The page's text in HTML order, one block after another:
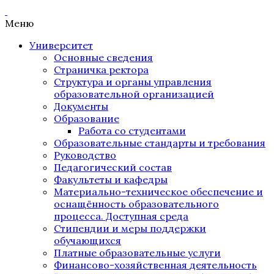
Меню
Университет
Основные сведения
Страничка ректора
Структура и органы управления
образовательной организацией
Документы
Образование
Работа со студентами
Образовательные стандарты и требования
Руководство
Педагогический состав
Факультеты и кафедры
Материально-техническое обеспечение и
оснащённость образовательного
процесса. Доступная среда
Стипендии и меры поддержки
обучающихся
Платные образовательные услуги
Финансово-хозяйственная деятельность